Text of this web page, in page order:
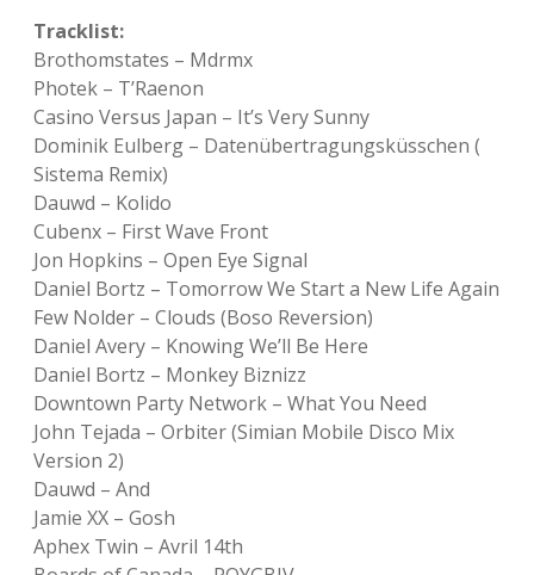
Tracklist:
Brothomstates – Mdrmx
Photek – T’Raenon
Casino Versus Japan – It’s Very Sunny
Dominik Eulberg – Datenübertragungsküsschen (
Sistema Remix)
Dauwd – Kolido
Cubenx – First Wave Front
Jon Hopkins – Open Eye Signal
Daniel Bortz – Tomorrow We Start a New Life Again
Few Nolder – Clouds (Boso Reversion)
Daniel Avery – Knowing We’ll Be Here
Daniel Bortz – Monkey Biznizz
Downtown Party Network – What You Need
John Tejada – Orbiter (Simian Mobile Disco Mix
Version 2)
Dauwd – And
Jamie XX – Gosh
Aphex Twin – Avril 14th